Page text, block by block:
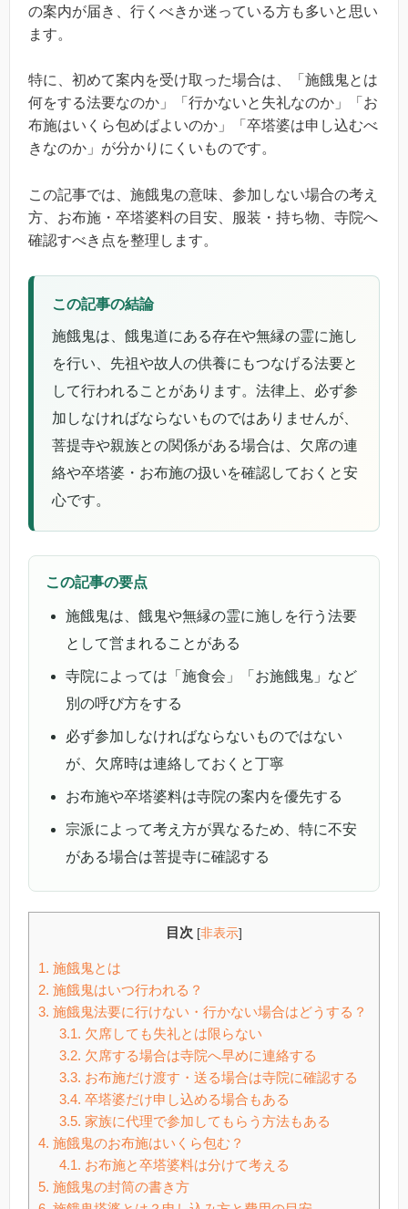
の案内が届き、行くべきか迷っている方も多いと思い
ます。
特に、初めて案内を受け取った場合は、「施餓鬼とは
何をする法要なのか」「行かないと失礼なのか」「お
布施はいくら包めばよいのか」「卒塔婆は申し込むべ
きなのか」が分かりにくいものです。
この記事では、施餓鬼の意味、参加しない場合の考え
方、お布施・卒塔婆料の目安、服装・持ち物、寺院へ
確認すべき点を整理します。
この記事の結論
施餓鬼は、餓鬼道にある存在や無縁の霊に施し
を行い、先祖や故人の供養にもつなげる法要と
して行われることがあります。法律上、必ず参
加しなければならないものではありませんが、
菩提寺や親族との関係がある場合は、欠席の連
絡や卒塔婆・お布施の扱いを確認しておくと安
心です。
この記事の要点
施餓鬼は、餓鬼や無縁の霊に施しを行う法要
として営まれることがある
寺院によっては「施食会」「お施餓鬼」など
別の呼び方をする
必ず参加しなければならないものではない
が、欠席時は連絡しておくと丁寧
お布施や卒塔婆料は寺院の案内を優先する
宗派によって考え方が異なるため、特に不安
がある場合は菩提寺に確認する
目次 [非表示]
1. 施餓鬼とは
2. 施餓鬼はいつ行われる？
3. 施餓鬼法要に行けない・行かない場合はどうする？
3.1. 欠席しても失礼とは限らない
3.2. 欠席する場合は寺院へ早めに連絡する
3.3. お布施だけ渡す・送る場合は寺院に確認する
3.4. 卒塔婆だけ申し込める場合もある
3.5. 家族に代理で参加してもらう方法もある
4. 施餓鬼のお布施はいくら包む？
4.1. お布施と卒塔婆料は分けて考える
5. 施餓鬼の封筒の書き方